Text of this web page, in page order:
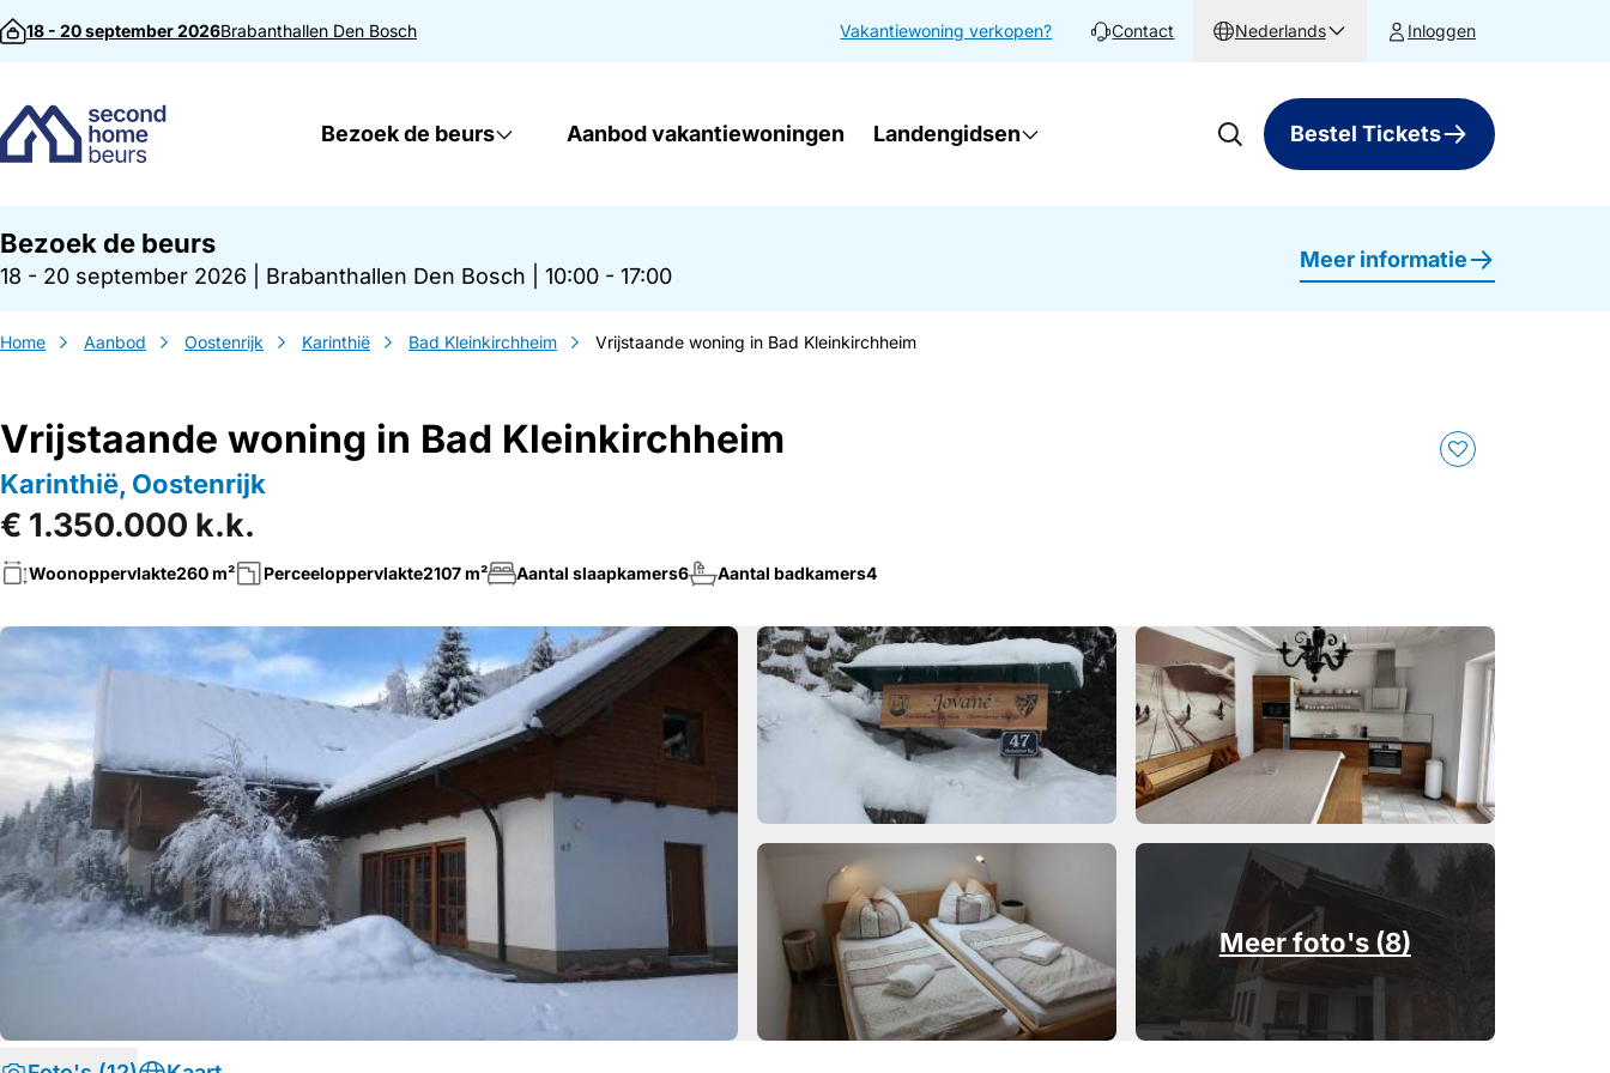
Direct naar inhoud
18 - 20 september 2026Brabanthallen Den Bosch Vakantiewoning verkopen? Contact Nederlands Inloggen
Bezoek de beurs Aanbod vakantiewoningen Landengidsen Bestel Tickets
Bezoek de beurs
18 - 20 september 2026 Brabanthallen Den Bosch 10:00 - 17:00
Meer informatie
Home Aanbod Oostenrijk Karinthië Bad Kleinkirchheim Vrijstaande woning in Bad Kleinkirchheim
Vrijstaande woning in Bad Kleinkirchheim
Karinthië, Oostenrijk
€ 1.350.000 k.k.
Woonoppervlakte260 m² Perceeloppervlakte2107 m² Aantal slaapkamers6 Aantal badkamers4
Meer foto's (8)